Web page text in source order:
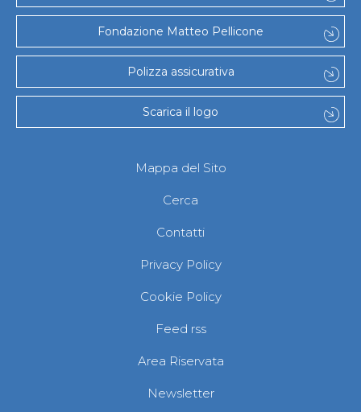
Fondazione Matteo Pellicone
Polizza assicurativa
Scarica il logo
Mappa del Sito
Cerca
Contatti
Privacy Policy
Cookie Policy
Feed rss
Area Riservata
Newsletter